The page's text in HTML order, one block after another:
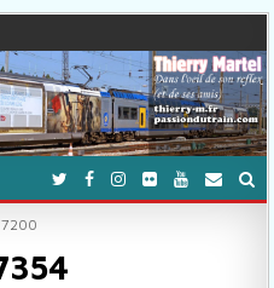
IN
7200